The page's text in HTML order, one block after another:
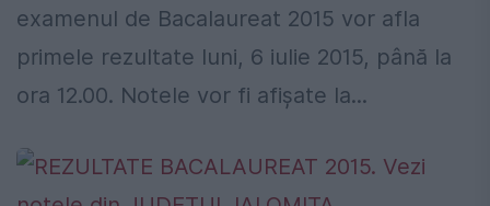
examenul de Bacalaureat 2015 vor afla
primele rezultate luni, 6 iulie 2015, până la
ora 12.00. Notele vor fi afișate la...